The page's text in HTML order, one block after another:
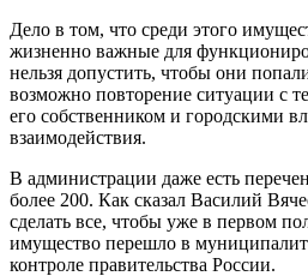
Дело в том, что среди этого
жизненно важные для
нельзя допустить, чтобы они
возможно повторение ситуации с
его собственником и городскими
взаимодействия.
В администрации даже есть
более 200. Как сказал Василий
сделать все, чтобы уже в первом
имущество перешло в
контроле правительства России.